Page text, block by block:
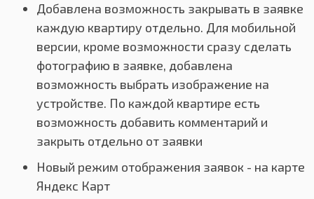
Добавлена возможность закрывать в заявке
каждую квартиру отдельно. Для мобильной
версии, кроме возможности сразу сделать
фотографию в заявке, добавлена
возможность выбрать изображение на
устройстве. По каждой квартире есть
возможность добавить комментарий и
закрыть отдельно от заявки
Новый режим отображения заявок - на карте
Яндекс Карт